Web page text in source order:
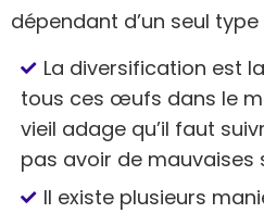
dépendant d’un seul
La diversification est
tous ces œufs dans le
vieil adage qu’il faut
pas avoir de mauvaises
Il existe plusieurs